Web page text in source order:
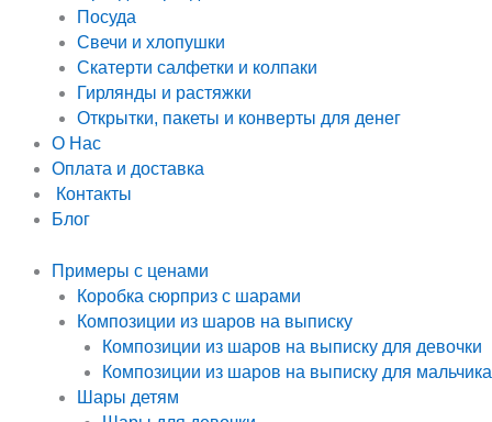
Посуда
Свечи и хлопушки
Скатерти салфетки и колпаки
Гирлянды и растяжки
Открытки, пакеты и конверты для денег
О Нас
Оплата и доставка
Контакты
Блог
Примеры с ценами
Коробка сюрприз с шарами
Композиции из шаров на выписку
Композиции из шаров на выписку для девочки
Композиции из шаров на выписку для мальчика
Шары детям